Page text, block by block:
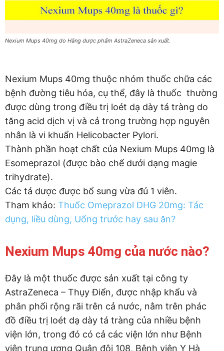
Nexium Mups 40mg do Hãng dược phẩm AstraZeneca sản xuất.
Nexium Mups 40mg thuộc nhóm thuốc chữa các
bệnh đường tiêu hóa, cụ thể, đây là thuốc thường
được dùng trong điều trị loét dạ dày tá tràng do
tăng acid dịch vị và cả trong trường hợp nguyên
nhân là vi khuẩn Helicobacter Pylori.
Thành phần hoạt chất của Nexium Mups 40mg là
Esomeprazol (được bào chế dưới dạng magie
trihydrate).
Các tá dược được bổ sung vừa đủ 1 viên.
Tham khảo: Thuốc Omeprazol DHG 20mg: Tác
dụng, liều dùng, Uống trước hay sau ăn?
Nexium Mups 40mg của nước nào?
Đây là một thuốc được sản xuất tại công ty
AstraZeneca – Thụy Điển, được nhập khẩu và
phân phối rộng rãi trên cả nước, nằm trên phác
đồ điều trị loét dạ dày tá tràng của nhiều bệnh
viện lớn, trong đó có cả các viện lớn như Bệnh
viện trung ương Quân đội 108, Bệnh viện Y Hà